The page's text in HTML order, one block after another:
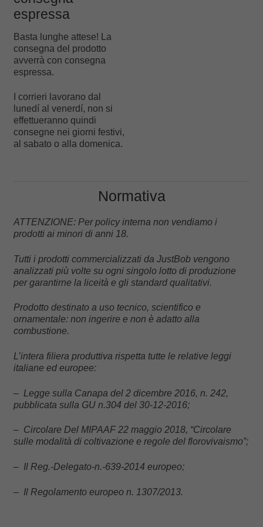
espressa
Basta lunghe attese! La
consegna del prodotto
avverrà con consegna
espressa.
I corrieri lavorano dal
lunedí al venerdí, non si
effettueranno quindi
consegne nei giorni festivi,
al sabato o alla domenica.
Normativa
ATTENZIONE: Per policy interna non vendiamo i
prodotti ai minori di anni 18.
Tutti i prodotti commercializzati da JustBob vengono
analizzati più volte su ogni singolo lotto di produzione
per garantirne la liceità e gli standard qualitativi.
Prodotto destinato a uso tecnico, scientifico e
ornamentale: non ingerire e non è adatto alla
combustione.
L’intera filiera produttiva rispetta tutte le relative leggi
italiane ed europee:
– Legge sulla Canapa del 2 dicembre 2016, n. 242,
pubblicata sulla GU n.304 del 30-12-2016;
– Circolare Del MIPAAF 22 maggio 2018, “Circolare
sulle modalità di coltivazione e regole del florovivaismo”;
– Il Reg.-Delegato-n.-639-2014 europeo;
– Il Regolamento europeo n. 1307/2013.